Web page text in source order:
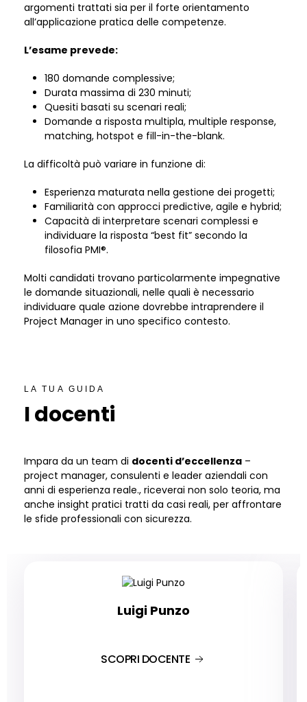
argomenti trattati sia per il forte orientamento
all’applicazione pratica delle competenze.
L’esame prevede:
180 domande complessive;
Durata massima di 230 minuti;
Quesiti basati su scenari reali;
Domande a risposta multipla, multiple response,
matching, hotspot e fill-in-the-blank.
La difficoltà può variare in funzione di:
Esperienza maturata nella gestione dei progetti;
Familiarità con approcci predictive, agile e hybrid;
Capacità di interpretare scenari complessi e
individuare la risposta “best fit” secondo la
filosofia PMI®.
Molti candidati trovano particolarmente impegnative
le domande situazionali, nelle quali è necessario
individuare quale azione dovrebbe intraprendere il
Project Manager in uno specifico contesto.
LA TUA GUIDA
I docenti
Impara da un team di docenti d’eccellenza –
project manager, consulenti e leader aziendali con
anni di esperienza reale., riceverai non solo teoria, ma
anche insight pratici tratti da casi reali, per affrontare
le sfide professionali con sicurezza.
Luigi Punzo
SCOPRI DOCENTE